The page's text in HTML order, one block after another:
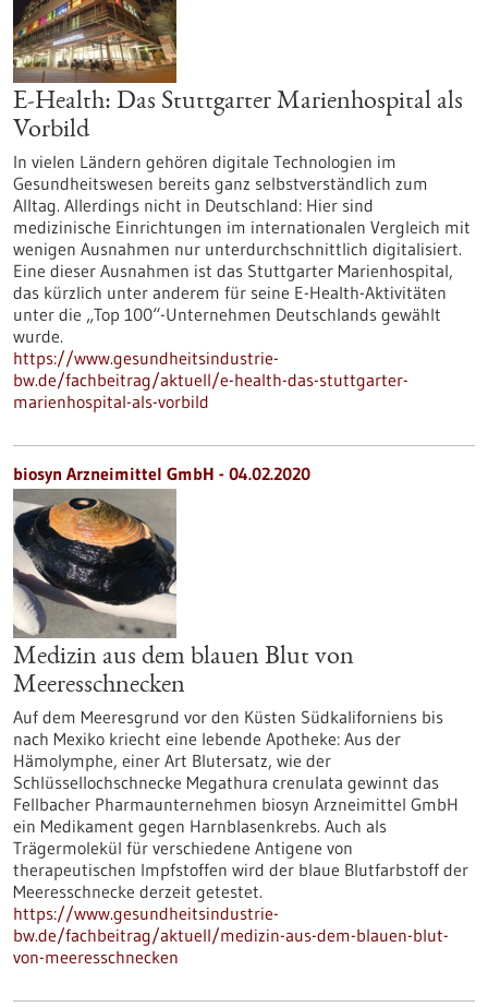
E-Health: Das Stuttgarter Marienhospital als
Vorbild
In vielen Ländern gehören digitale Technologien im
Gesundheitswesen bereits ganz selbstverständlich zum
Alltag. Allerdings nicht in Deutschland: Hier sind
medizinische Einrichtungen im internationalen Vergleich mit
wenigen Ausnahmen nur unterdurchschnittlich digitalisiert.
Eine dieser Ausnahmen ist das Stuttgarter Marienhospital,
das kürzlich unter anderem für seine E-Health-Aktivitäten
unter die „Top 100“-Unternehmen Deutschlands gewählt
wurde.
https://www.gesundheitsindustrie-
bw.de/fachbeitrag/aktuell/e-health-das-stuttgarter-
marienhospital-als-vorbild
biosyn Arzneimittel GmbH - 04.02.2020
Medizin aus dem blauen Blut von
Meeresschnecken
Auf dem Meeresgrund vor den Küsten Südkaliforniens bis
nach Mexiko kriecht eine lebende Apotheke: Aus der
Hämolymphe, einer Art Blutersatz, wie der
Schlüssellochschnecke Megathura crenulata gewinnt das
Fellbacher Pharmaunternehmen biosyn Arzneimittel GmbH
ein Medikament gegen Harnblasenkrebs. Auch als
Trägermolekül für verschiedene Antigene von
therapeutischen Impfstoffen wird der blaue Blutfarbstoff der
Meeresschnecke derzeit getestet.
https://www.gesundheitsindustrie-
bw.de/fachbeitrag/aktuell/medizin-aus-dem-blauen-blut-
von-meeresschnecken